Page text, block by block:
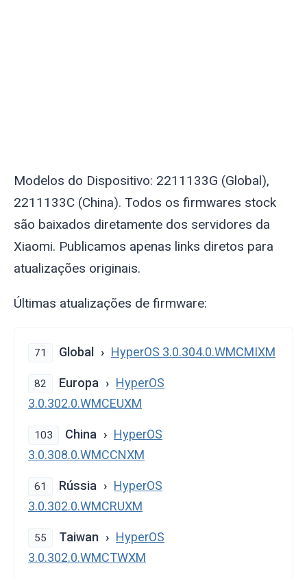
Modelos do Dispositivo: 2211133G (Global),
2211133C (China). Todos os firmwares stock
são baixados diretamente dos servidores da
Xiaomi. Publicamos apenas links diretos para
atualizações originais.
Últimas atualizações de firmware:
71 Global HyperOS 3.0.304.0.WMCMIXM
82 Europa
HyperOS
3.0.302.0.WMCEUXM
103 China
HyperOS
3.0.308.0.WMCCNXM
61 Rússia
HyperOS
3.0.302.0.WMCRUXM
55 Taiwan
HyperOS
3.0.302.0.WMCTWXM